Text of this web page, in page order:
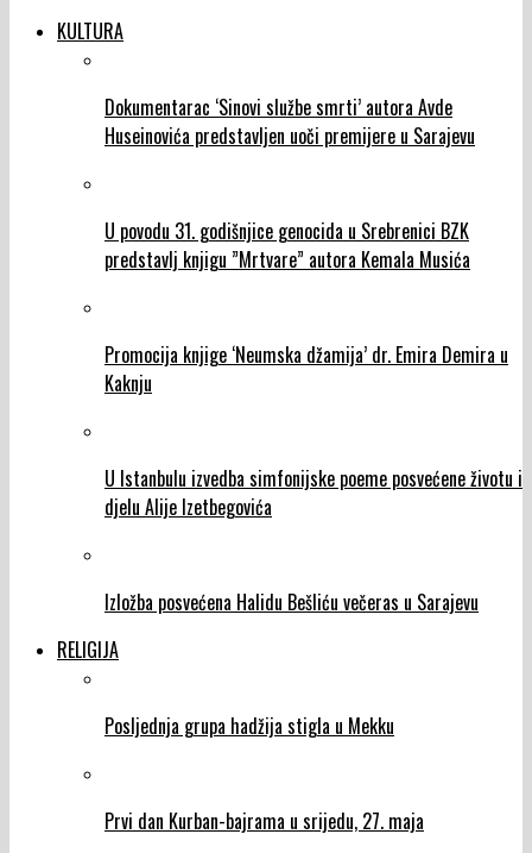
KULTURA
Dokumentarac ‘Sinovi službe smrti’ autora Avde
Huseinovića predstavljen uoči premijere u Sarajevu
U povodu 31. godišnjice genocida u Srebrenici BZK
predstavlj knjigu ”Mrtvare” autora Kemala Musića
Promocija knjige ‘Neumska džamija’ dr. Emira Demira u
Kaknju
U Istanbulu izvedba simfonijske poeme posvećene životu i
djelu Alije Izetbegovića
Izložba posvećena Halidu Bešliću večeras u Sarajevu
RELIGIJA
Posljednja grupa hadžija stigla u Mekku
Prvi dan Kurban-bajrama u srijedu, 27. maja